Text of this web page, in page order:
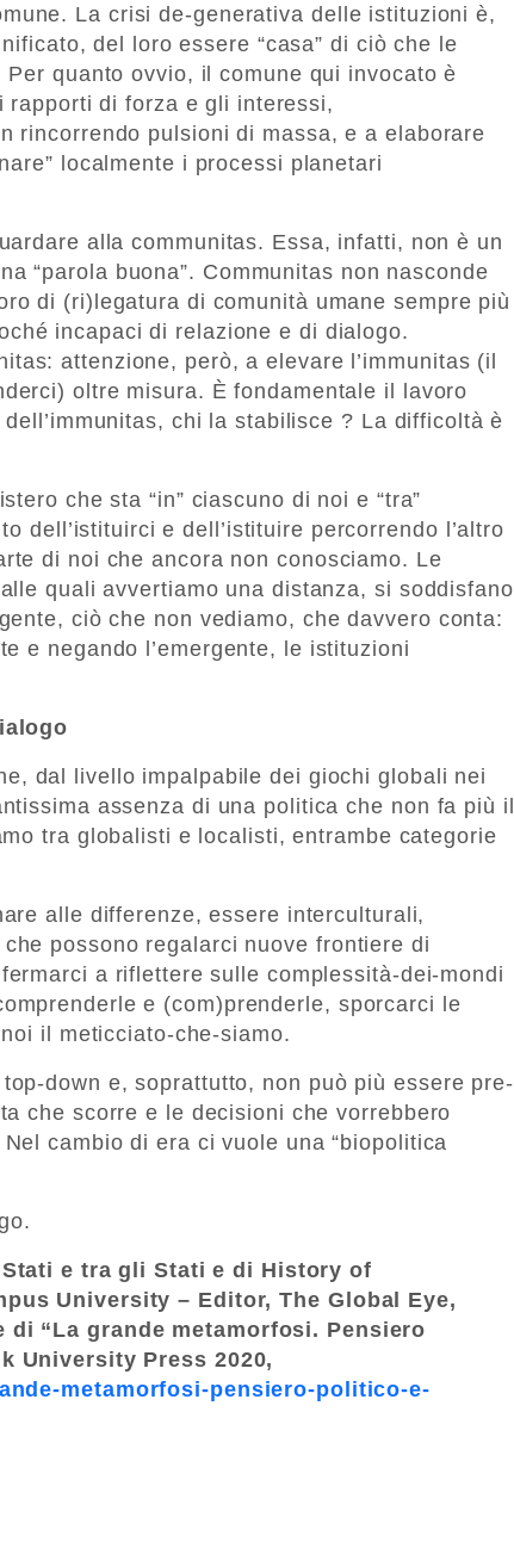
La crisi de-generativa delle istituzioni è,
del loro essere “casa” di ciò che le
quanto ovvio, il comune qui invocato è
di forza e gli interessi,
rincorrendo pulsioni di massa, e a elaborare
localmente i processi planetari
alla communitas. Essa, infatti, non è un
“parola buona”. Communitas non nasconde
di (ri)legatura di comunità umane sempre più
incapaci di relazione e di dialogo.
attenzione, però, a elevare l’immunitas (il
oltre misura. È fondamentale il lavoro
chi la stabilisce ? La difficoltà è
che sta “in” ciascuno di noi e “tra”
dell’istituirci e dell’istituire percorrendo l’altro
di noi che ancora non conosciamo. Le
quali avvertiamo una distanza, si soddisfano
ciò che non vediamo, che davvero conta:
e negando l’emergente, le istituzioni
dal livello impalpabile dei giochi globali nei
assenza di una politica che non fa più il
tra globalisti e localisti, entrambe categorie
alle differenze, essere interculturali,
possono regalarci nuove frontiere di
a riflettere sulle complessità-dei-mondi
e (com)prenderle, sporcarci le
il meticciato-che-siamo.
down e, soprattutto, non può più essere pre-
che scorre e le decisioni che vorrebbero
cambio di era ci vuole una “biopolitica
e tra gli Stati e di History of
University – Editor, The Global Eye,
di “La grande metamorfosi. Pensiero
University Press 2020,
metamorfosi-pensiero-politico-e-